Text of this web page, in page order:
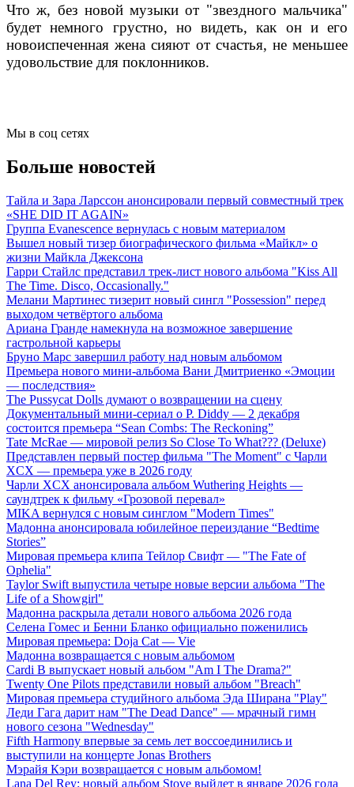
Что ж, без новой музыки от "звездного мальчика"
будет немного грустно, но видеть, как он и его
новоиспеченная жена сияют от счастья, не меньшее
удовольствие для поклонников.
Мы в соц сетях
Больше новостей
Тайла и Зара Ларссон анонсировали первый совместный трек
«SHE DID IT AGAIN»
Группа Evanescence вернулась с новым материалом
Вышел новый тизер биографического фильма «Майкл» о
жизни Майкла Джексона
Гарри Стайлс представил трек-лист нового альбома "Kiss All
The Time. Disco, Occasionally."
Мелани Мартинес тизерит новый сингл "Possession" перед
выходом четвёртого альбома
Ариана Гранде намекнула на возможное завершение
гастрольной карьеры
Бруно Марс завершил работу над новым альбомом
Премьера нового мини-альбома Вани Дмитриенко «Эмоции
— последствия»
The Pussycat Dolls думают о возвращении на сцену
Документальный мини-сериал о P. Diddy — 2 декабря
состоится премьера “Sean Combs: The Reckoning”
Tate McRae — мировой релиз So Close To What??? (Deluxe)
Представлен первый постер фильма "The Moment" с Чарли
XCX — премьера уже в 2026 году
Чарли XCX анонсировала альбом Wuthering Heights —
саундтрек к фильму «Грозовой перевал»
MIKA вернулся с новым синглом "Modern Times"
Мадонна анонсировала юбилейное переиздание “Bedtime
Stories”
Мировая премьера клипа Тейлор Свифт — "The Fate of
Ophelia"
Taylor Swift выпустила четыре новые версии альбома "The
Life of a Showgirl"
Мадонна раскрыла детали нового альбома 2026 года
Селена Гомес и Бенни Бланко официально поженились
Мировая премьера: Doja Cat — Vie
Мадонна возвращается с новым альбомом
Cardi B выпускает новый альбом "Am I The Drama?"
Twenty One Pilots представили новый альбом "Breach"
Мировая премьера студийного альбома Эда Ширана "Play"
Леди Гага дарит нам "The Dead Dance" — мрачный гимн
нового сезона "Wednesday"
Fifth Harmony впервые за семь лет воссоединились и
выступили на концерте Jonas Brothers
Мэрайя Кэри возвращается с новым альбомом!
Lana Del Rey: новый альбом Stove выйдет в январе 2026 года